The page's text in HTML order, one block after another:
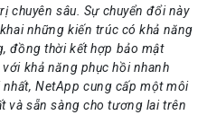
chuyên sâu. Sự chuyển đổi này
những kiến trúc có khả năng
đồng thời kết hợp bảo mật
khả năng phục hồi nhanh
NetApp cung cấp một môi
và sẵn sàng cho tương lai trên